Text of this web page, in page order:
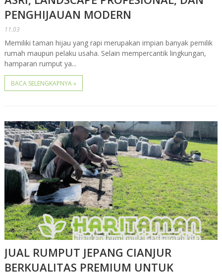
PENGHIJAUAN MODERN
11.03
Memiliki taman hijau yang rapi merupakan impian banyak pemilik
rumah maupun pelaku usaha. Selain mempercantik lingkungan,
hamparan rumput ya...
BACA SELENGKAPNYA »
JUAL RUMPUT JEPANG CIANJUR
BERKUALITAS PREMIUM UNTUK